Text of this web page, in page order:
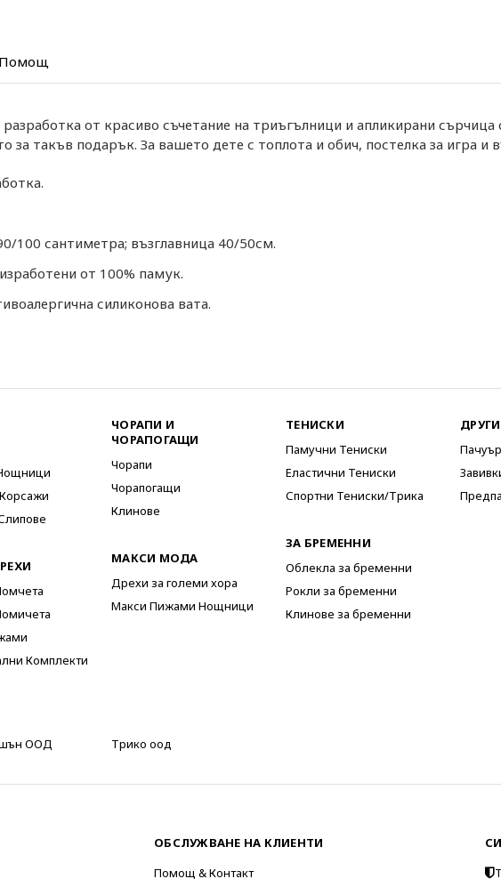
Помощ
от красиво съчетание на триъгълници и апликирани
за такъв подарък. За вашето дете с топлота и обич, постелка за игра и
100 сантиметра; възглавница 40/50см.
от 100% памук.
силиконова вата.
Комплекти
ЧОРАПИ И
ЧОРАПОГАЩИ
Чорапи
Чорапогащи
Клинове
МАКСИ МОДА
Дрехи за големи хора
Макси Пижами Нощници
ТЕНИСКИ
Памучни Тениски
Еластични Тениски
Спортни Тениски/Трика
ЗА БРЕМЕННИ
Облекла за бременни
Рокли за бременни
Клинове за бременни
ДРУГИ
ООД Трико оод
ОБСЛУЖВАНЕ НА КЛИЕНТИ
Помощ & Контакт